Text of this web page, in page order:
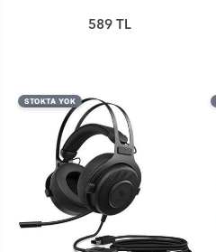
589 TL
STOKTA YOK